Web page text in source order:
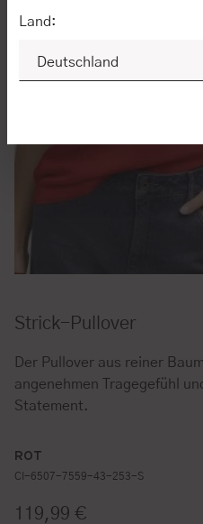
Strick-Pullover
Der Pullover aus reiner
angenehmen Tragegefühl
Statement.
ROT
CI-6507-7559-43-253-S
Regulärer Preis:
119,99 €
Land: